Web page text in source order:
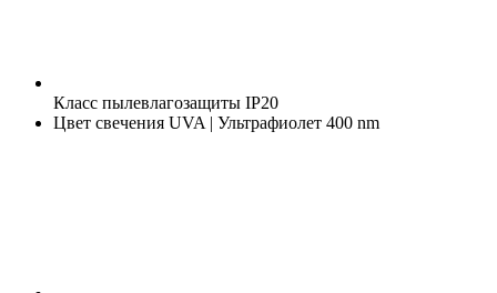
Класс пылевлагозащиты IP20
Цвет свечения UVA | Ультрафиолет 400 nm